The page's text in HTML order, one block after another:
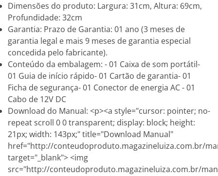
Dimensões do produto: Largura: 31cm, Altura: 69cm,
Profundidade: 32cm
Garantia: Prazo de Garantia: 01 ano (3 meses de
garantia legal e mais 9 meses de garantia especial
concedida pelo fabricante).
Conteúdo da embalagem: - 01 Caixa de som portátil-
01 Guia de início rápido- 01 Cartão de garantia- 01
Ficha de segurança- 01 Conector de energia AC - 01
Cabo de 12V DC
Download do Manual: <p><a style="cursor: pointer; no-
repeat scroll 0 0 transparent; display: block; height:
21px; width: 143px;" title="Download Manual"
href="http://conteudoproduto.magazineluiza.com.br/
target="_blank"> <img
src="http://conteudoproduto.magazineluiza.com.br/